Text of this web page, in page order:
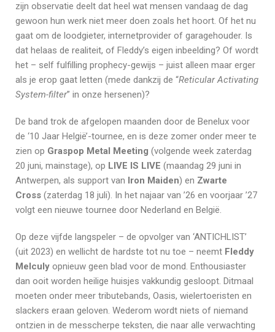
zijn observatie deelt dat heel wat mensen vandaag de dag
gewoon hun werk niet meer doen zoals het hoort. Of het nu
gaat om de loodgieter, internetprovider of garagehouder. Is
dat helaas de realiteit, of Fleddy’s eigen inbeelding? Of wordt
het – self fulfilling prophecy-gewijs – juist alleen maar erger
als je erop gaat letten (mede dankzij de “Reticular Activating
System-filter” in onze hersenen)?
De band trok de afgelopen maanden door de Benelux voor
de ‘10 Jaar Helgië’-tournee, en is deze zomer onder meer te
zien op Graspop Metal Meeting (volgende week zaterdag
20 juni, mainstage), op LIVE IS LIVE (maandag 29 juni in
Antwerpen, als support van Iron Maiden) en Zwarte
Cross (zaterdag 18 juli). In het najaar van ’26 en voorjaar ’27
volgt een nieuwe tournee door Nederland en België.
Op deze vijfde langspeler – de opvolger van ‘ANTICHLIST’
(uit 2023) en wellicht de hardste tot nu toe – neemt Fleddy
Melculy opnieuw geen blad voor de mond. Enthousiaster
dan ooit worden heilige huisjes vakkundig gesloopt. Ditmaal
moeten onder meer tributebands, Oasis, wielertoeristen en
slackers eraan geloven. Wederom wordt niets of niemand
ontzien in de messcherpe teksten, die naar alle verwachting